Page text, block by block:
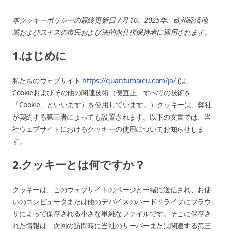
本クッキーポリシーの最終更新日 7月 10、2025年、欧州経済地
域およびスイスの市民および法的永住権保持者に適用されます。
1.はじめに
私たちのウェブサイト https://quantumaieu.com/ja/(は、
Cookieおよびその他の関連技術（便宜上、すべての技術を
「Cookie」といいます）を使用しています。）クッキーは、弊社
が契約する第三者によっても設置されます。以下の文書では、当
社ウェブサイトにおけるクッキーの使用についてお知らせしま
す。
2.クッキーとは何ですか？
クッキーは、このウェブサイトのページと一緒に送信され、お使
いのコンピュータまたは他のデバイスのハードドライブにブラウ
ザによって保存される小さな単純なファイルです。そこに保存さ
れた情報は、次回の訪問時に当社のサーバーまたは関連する第三